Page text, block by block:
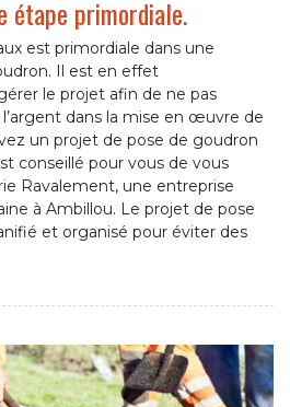
étape primordiale.
est primordiale dans une
Il est en effet
le projet afin de ne pas
dans la mise en œuvre de
un projet de pose de goudron
conseillé pour vous de vous
Ravalement, une entreprise
à Ambillou. Le projet de pose
et organisé pour éviter des